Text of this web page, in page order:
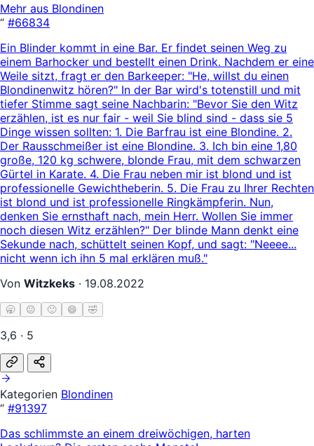
Mehr aus Blondinen
“ #66834
Ein Blinder kommt in eine Bar. Er findet seinen Weg zu
einem Barhocker und bestellt einen Drink. Nachdem er eine
Weile sitzt, fragt er den Barkeeper: "He, willst du einen
Blondinenwitz hören?" In der Bar wird's totenstill und mit
tiefer Stimme sagt seine Nachbarin: "Bevor Sie den Witz
erzählen, ist es nur fair - weil Sie blind sind - dass sie 5
Dinge wissen sollten: 1. Die Barfrau ist eine Blondine. 2.
Der Rausschmeißer ist eine Blondine. 3. Ich bin eine 1,80
große, 120 kg schwere, blonde Frau, mit dem schwarzen
Gürtel in Karate. 4. Die Frau neben mir ist blond und ist
professionelle Gewichtheberin. 5. Die Frau zu Ihrer Rechten
ist blond und ist professionelle Ringkämpferin. Nun,
denken Sie ernsthaft nach, mein Herr. Wollen Sie immer
noch diesen Witz erzählen?" Der blinde Mann denkt eine
Sekunde nach, schüttelt seinen Kopf, und sagt: "Neeee...
nicht wenn ich ihn 5 mal erklären muß."
Von Witzkeks · 19.08.2022
🥱 😐 🙂 😄 🤣
3,6 · 5
Kategorien Blondinen
“ #91397
Das schlimmste an einem dreiwöchigen, harten